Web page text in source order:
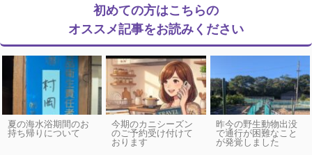
初めての方はこちらの
オススメ記事をお読みください
夏の海水浴期間のお
持ち帰りについて
今期のカニシーズン
のご予約受け付けて
おります
昨今の野生動物出没
で通行が困難なこと
が発覚しました